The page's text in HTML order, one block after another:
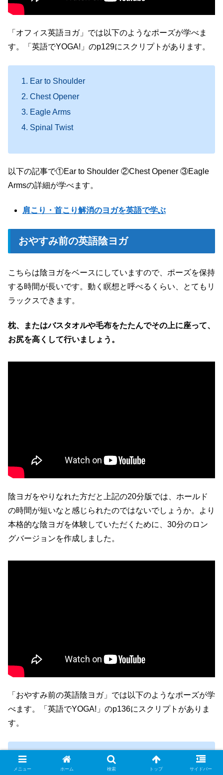
「オフィス英語ヨガ」では以下のようなポーズが学べま
す。「英語でYOGA!」のp129にスクリプトがあります。
Ear to Shoulder
Chest Opener
Eagle Arms
Spinal Twist
以下の記事で①Ear to Shoulder ②Chest Opener ③Eagle
Armsの詳細が学べます。
肩こり・首こり解消のヨガを英語で学ぶ
おやすみ前の英語陰ヨガ
こちらは陰ヨガをベースにしていますので、ポーズを保持
する時間が長いです。動く瞑想と呼べるくらい、とてもリ
ラックスできます。
枕、またはバスタオルや毛布をたたんでその上に座って、
お尻を高くして行いましょう。
陰ヨガをやりなれた方だと上記の20分版では、ホールド
の時間が短いなと感じられたのではないでしょうか。より
本格的な陰ヨガを体験していただくために、30分のロン
グバージョンを作成しました。
「おやすみ前の英語陰ヨガ」では以下のようなポーズが学
べます。「英語でYOGA!」のp136にスクリプトがありま
す。
Butterfly Pose
メニュー ホーム 検索 トップ サイドバー